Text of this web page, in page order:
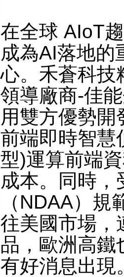
在全球 AIoT
成為AI落地的
心。禾蒼科技
領導廠商-佳
用雙方優勢
前端即時智慧
型)運算前端
成本。同時，
（NDAA）
往美國市場，
品，歐洲高鐵
有好消息出現